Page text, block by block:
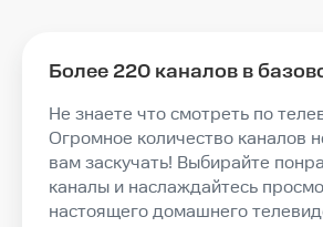
более 220 каналов в
Не знаете что смотреть по
Огромное количество каналов
вам заскучать! Выбирайте
каналы и наслаждайтесь
настоящего домашнего